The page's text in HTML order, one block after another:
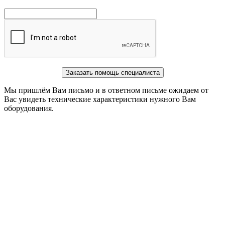
Заказать помощь специалиста
Мы пришлём Вам письмо и в ответном письме ожидаем от
Вас увидеть технические характеристики нужного Вам
оборудования.